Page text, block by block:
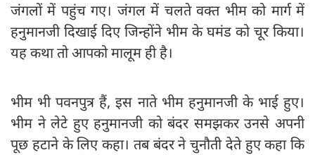
जंगलों में पहुंच गए। जंगल में चलते वक्त भीम को मार्ग में
हनुमानजी दिखाई दिए जिन्होंने भीम के घमंड को चूर किया।
यह कथा तो आपको मालूम ही है।
भीम भी पवनपुत्र हैं, इस नाते भीम हनुमानजी के भाई हुए।
भीम ने लेटे हुए हनुमानजी को बंदर समझकर उनसे अपनी
पूछ हटाने के लिए कहा। तब बंदर ने चुनौती देते हुए कहा कि